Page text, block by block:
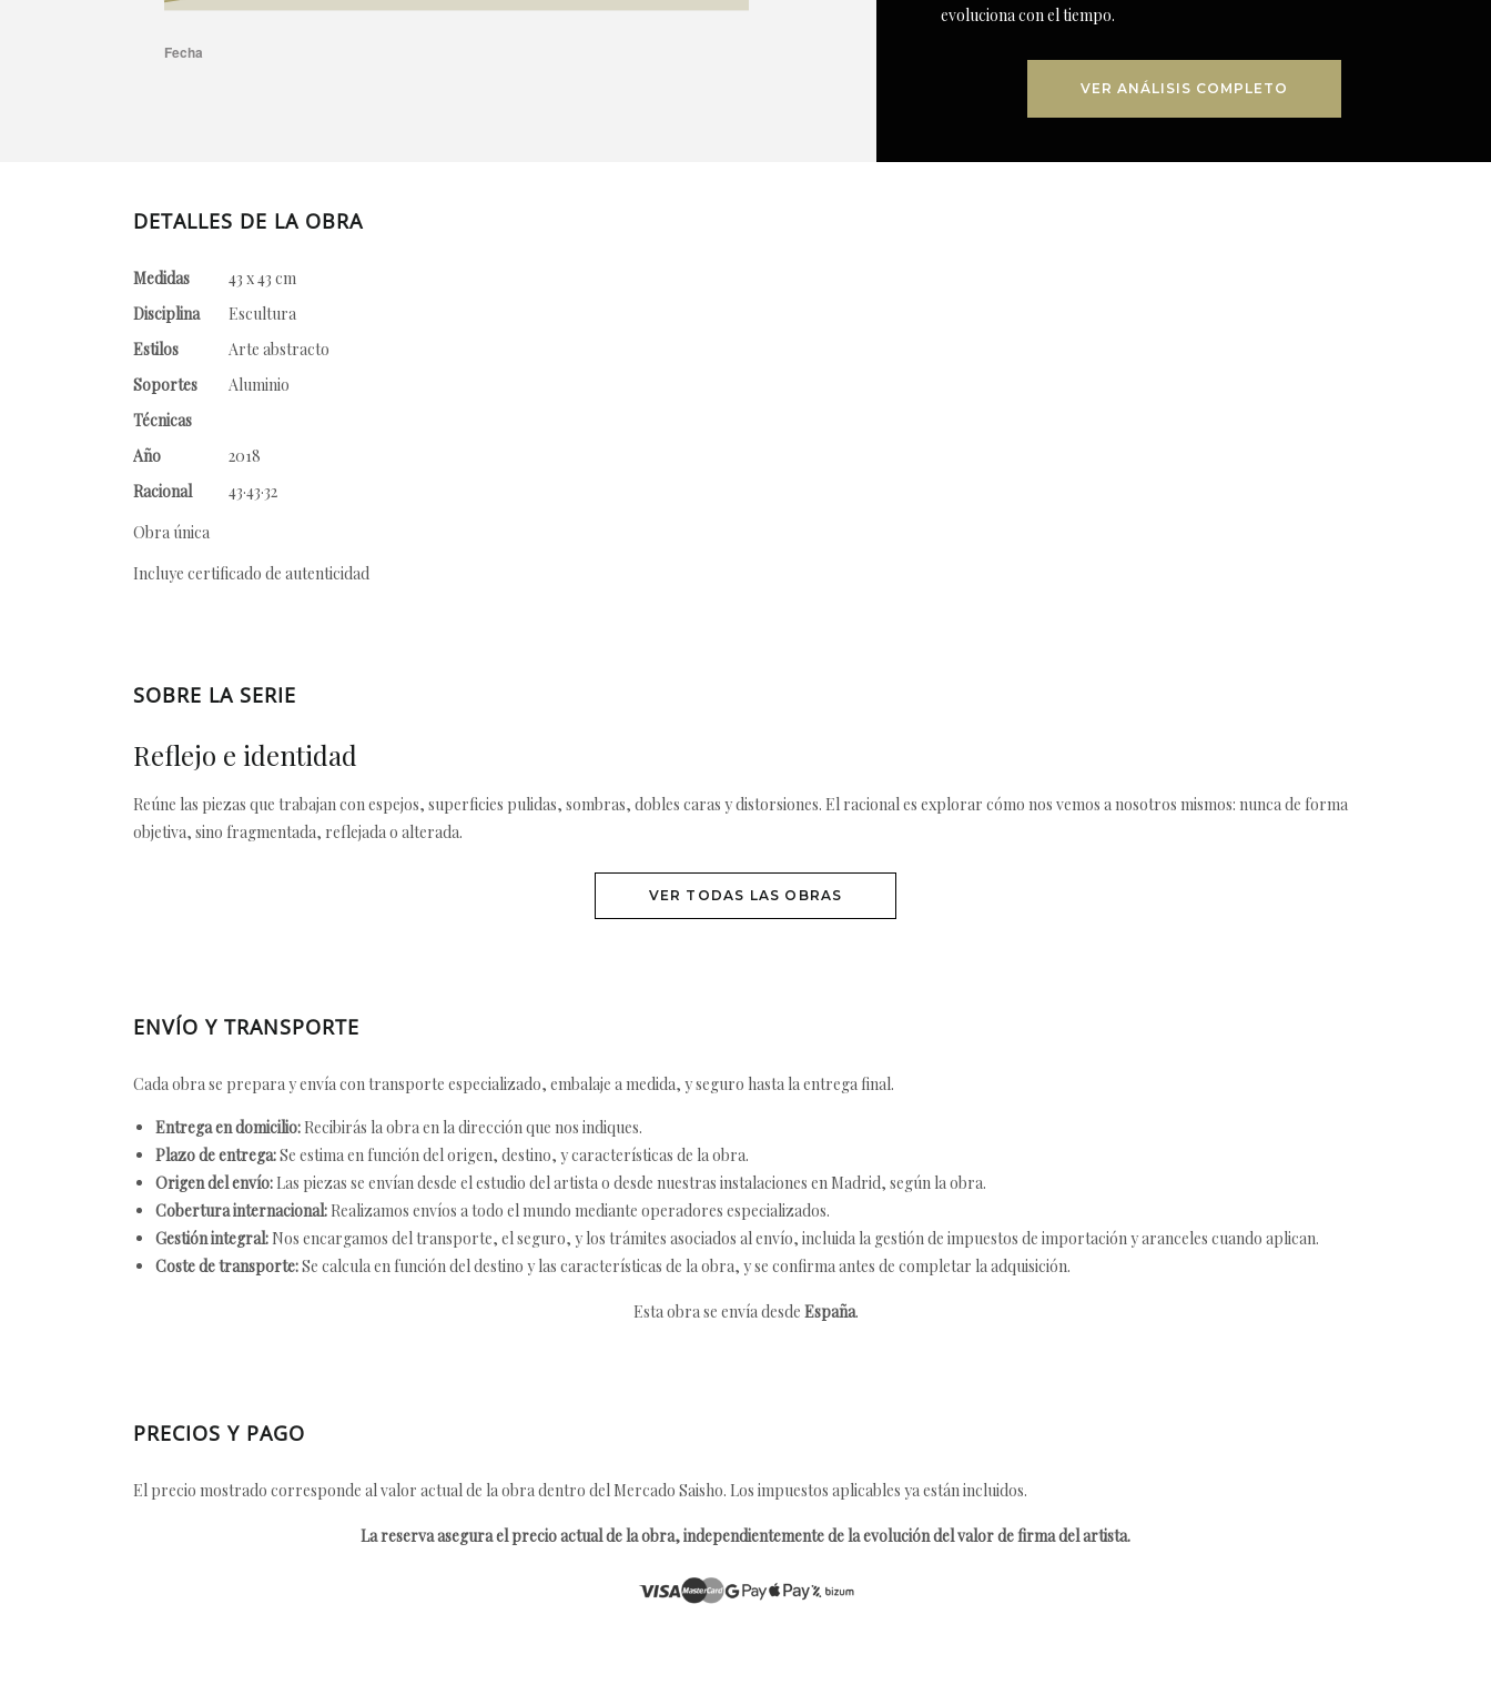
evoluciona con el tiempo.
VER ANÁLISIS COMPLETO
DETALLES DE LA OBRA
Medidas
43 x 43 cm
Disciplina
Escultura
Estilos
Arte abstracto
Soportes
Aluminio
Técnicas
Año
2018
Racional
43·43·32
Obra única
Incluye certificado de autenticidad
SOBRE LA SERIE
Reflejo e identidad
Reúne las piezas que trabajan con espejos, superficies pulidas, sombras, dobles caras y distorsiones. El racional es explorar cómo nos vemos a nosotros mismos: nunca de forma
objetiva, sino fragmentada, reflejada o alterada.
VER TODAS LAS OBRAS
ENVÍO Y TRANSPORTE
Cada obra se prepara y envía con transporte especializado, embalaje a medida, y seguro hasta la entrega final.
Entrega en domicilio: Recibirás la obra en la dirección que nos indiques.
Plazo de entrega:Se estima en función del origen, destino, y características de la obra.
Origen del envío: Las piezas se envían desde el estudio del artista o desde nuestras instalaciones en Madrid, según la obra.
Cobertura internacional: Realizamos envíos a todo el mundo mediante operadores especializados.
Gestión integral: Nos encargamos del transporte, el seguro, y los trámites asociados al envío, incluida la gestión de impuestos de importación y aranceles cuando aplican.
Coste de transporte:Se calcula en función del destino y las características de la obra, y se confirma antes de completar la adquisición.
Esta obra se envía desde España.
PRECIOS Y PAGO
El precio mostrado corresponde al valor actual de la obra dentro del Mercado Saisho. Los impuestos aplicables ya están incluidos.
La reserva asegura el precio actual de la obra, independientemente de la evolución del valor de firma del artista.